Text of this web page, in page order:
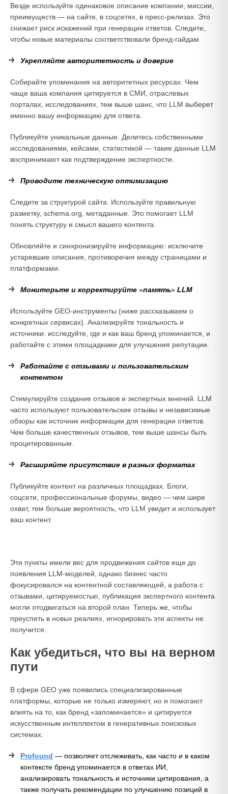
Везде используйте одинаковое описание компании, миссии,
преимуществ — на сайте, в соцсетях, в пресс-релизах. Это
снижает риск искажений при генерации ответов. Следите,
чтобы новые материалы соответствовали бренд-гайдам.
Укрепляйте авторитетность и доверие
Собирайте упоминания на авторитетных ресурсах. Чем
чаще ваша компания цитируется в СМИ, отраслевых
порталах, исследованиях, тем выше шанс, что LLM выберет
именно вашу информацию для ответа.
Публикуйте уникальные данные. Делитесь собственными
исследованиями, кейсами, статистикой — такие данные LLM
воспринимают как подтверждение экспертности.
Проводите техническую оптимизацию
Следите за структурой сайта. Используйте правильную
разметку, schema.org, метаданные. Это помогает LLM
понять структуру и смысл вашего контента.
Обновляйте и синхронизируйте информацию: исключите
устаревшие описания, противоречия между страницами и
платформами.
Мониторьте и корректируйте «память» LLM
Используйте GEO-инструменты (ниже рассказываем о
конкретных сервисах). Анализируйте тональность и
источники: исследуйте, где и как ваш бренд упоминается, и
работайте с этими площадками для улучшения репутации.
Работайте с отзывами и пользовательским
контентом
Стимулируйте создание отзывов и экспертных мнений. LLM
часто используют пользовательские отзывы и независимые
обзоры как источник информации для генерации ответов.
Чем больше качественных отзывов, тем выше шансы быть
процитированным.
Расширяйте присутствие в разных форматах
Публикуйте контент на различных площадках. Блоги,
соцсети, профессиональные форумы, видео — чем шире
охват, тем больше вероятность, что LLM увидит и использует
ваш контент.
Эти пункты имели вес для продвижения сайтов еще до
появления LLM-моделей, однако бизнес часто
фокусировался на контентной составляющей, а работа с
отзывами, цитируемостью, публикация экспертного контента
могли отодвигаться на второй план. Теперь же, чтобы
преуспеть в новых реалиях, игнорировать эти аспекты не
получится.
Как убедиться, что вы на верном
пути
В сфере GEO уже появились специализированные
платформы, которые не только измеряют, но и помогают
влиять на то, как бренд «запоминается» и цитируется
искусственным интеллектом в генеративных поисковых
системах.
Profound — позволяет отслеживать, как часто и в каком
контексте бренд упоминается в ответах ИИ,
анализировать тональность и источники цитирования, а
также получать рекомендации по улучшению позиций в